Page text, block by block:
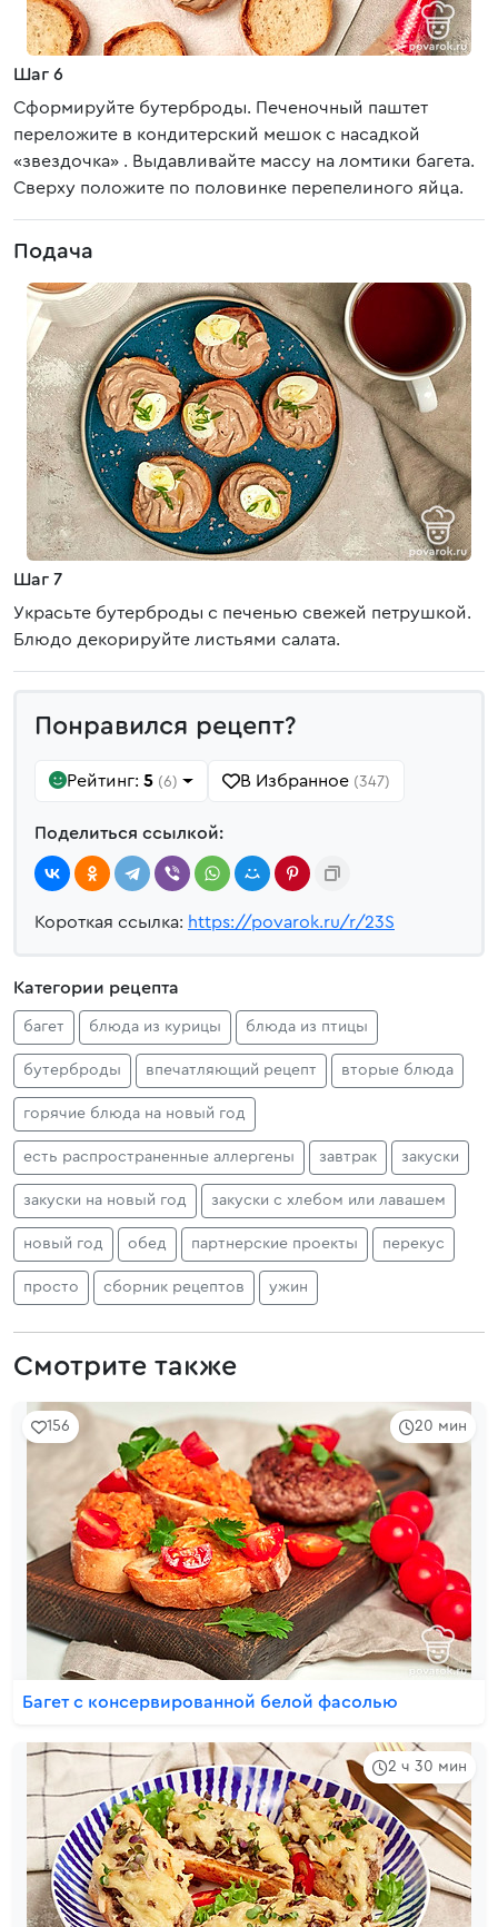
Шаг 6
Сформируйте бутерброды. Печеночный паштет
переложите в кондитерский мешок с насадкой
«звездочка» . Выдавливайте массу на ломтики багета.
Сверху положите по половинке перепелиного яйца.
Подача
Шаг 7
Украсьте бутерброды с печенью свежей петрушкой.
Блюдо декорируйте листьями салата.
Понравился рецепт?
Рейтинг: 5 (6) В Избранное (347)
Поделиться ссылкой:
Короткая ссылка: https://povarok.ru/r/23S
Категории рецепта
багет блюда из курицы блюда из птицы
бутерброды впечатляющий рецепт вторые блюда
горячие блюда на новый год
есть распространенные аллергены завтрак закуски
закуски на новый год закуски с хлебом или лавашем
новый год обед партнерские проекты перекус
просто сборник рецептов ужин
Смотрите также
20 мин
156
Багет с консервированной белой фасолью
2 ч 30 мин